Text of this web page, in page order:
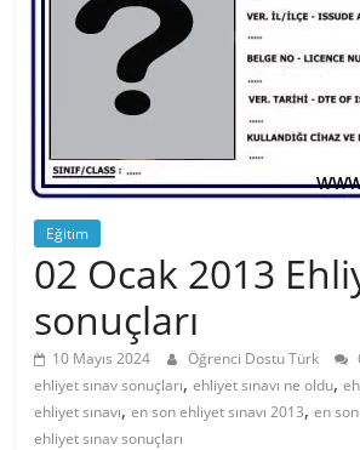
Eğitim
02 Ocak 2013
sonuçları
10 Mayıs 2024 Öğrenci Dostu Türk
ehliyet sınav sonuçları,ehliyet sınavı ne oldu,
ehliyet sınavı,en son ehliyet sınavı 2013,en
ehliyet sınav sonuçları